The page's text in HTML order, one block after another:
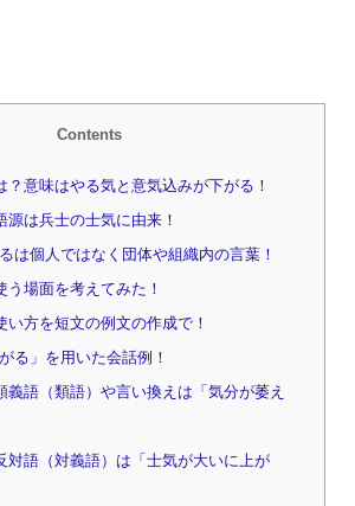
Contents
？意味はやる気と意気込みが下がる！
源は兵士の士気に由来！
は個人ではなく団体や組織内の言葉！
う場面を考えてみた！
い方を短文の例文の作成で！
る」を用いた会話例！
義語（類語）や言い換えは「気分が萎え
対語（対義語）は「士気が大いに上が